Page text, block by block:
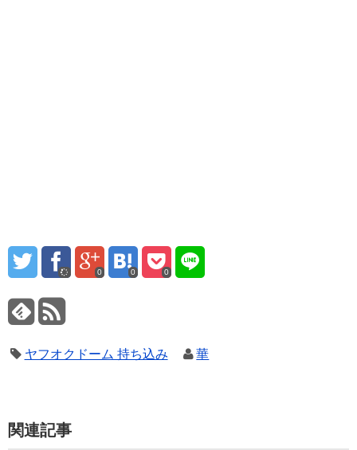
0 0 0
ヤフオクドーム 持ち込み 華
関連記事